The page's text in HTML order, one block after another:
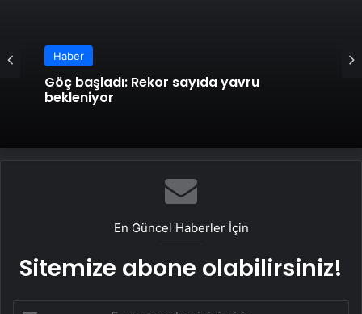
Haber
Haber
En Güncel Haberler İçin
Sitemize abone olabilirsiniz!